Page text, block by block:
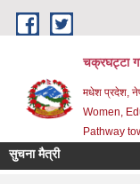
Skip to main content
चक्रघट्टा
मधेश प्रदेश,
Women,
Pathway
सुचना मैत्री